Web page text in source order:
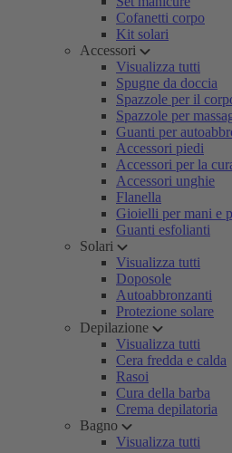
Cofanetti corpo
Kit solari
Accessori
Visualizza tutti
Spugne da doccia
Spazzole per il
Spazzole per
Guanti per
Accessori piedi
Accessori per la
Accessori unghie
Flanella
Gioielli per mani e
Guanti esfolianti
Solari
Visualizza tutti
Doposole
Autoabbronzanti
Protezione solare
Depilazione
Visualizza tutti
Cera fredda e calda
Rasoi
Cura della barba
Crema depilatoria
Bagno
Visualizza tutti